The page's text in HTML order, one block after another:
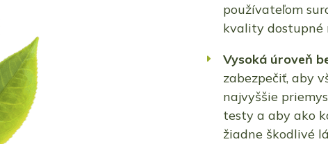
používateľom
kvality dostupné
Vysoká úroveň
zabezpečiť, aby
najvyššie
testy a aby ako
žiadne škodlivé